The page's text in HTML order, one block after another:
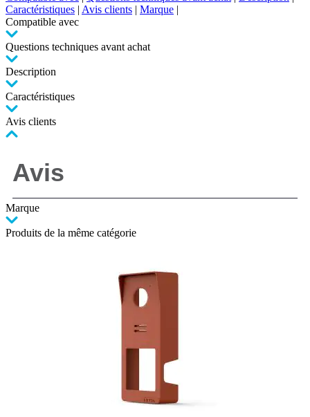
Caractéristiques | Avis clients | Marque |
Compatible avec
Questions techniques avant achat
Description
Caractéristiques
Avis clients
Marque
Produits de la même catégorie